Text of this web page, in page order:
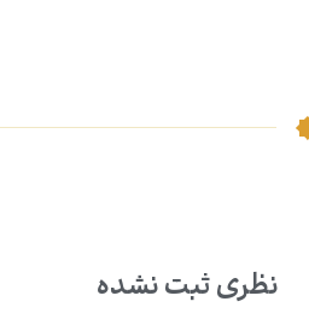
نظری ثبت نشده